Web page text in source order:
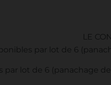
LE
par lot de 6
lot de 6 (panachage